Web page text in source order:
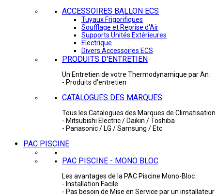
ACCESSOIRES BALLON ECS
Tuyaux Frigorifiques
Soufflage et Reprise d'Air
Supports Unités Extérieures
Electrique
Divers Accessoires ECS
PRODUITS D'ENTRETIEN
Un Entretien de votre Thermodynamique par An :
- Produits d'entretien
CATALOGUES DES MARQUES
Tous les Catalogues des Marques de Climatisation
- Mitsubishi Electric / Daikin / Toshiba
- Panasonic / LG / Samsung / Etc
PAC PISCINE
PAC PISCINE - MONO BLOC
Les avantages de la PAC Piscine Mono-Bloc :
- Installation Facile
- Pas besoin de Mise en Service par un installateur